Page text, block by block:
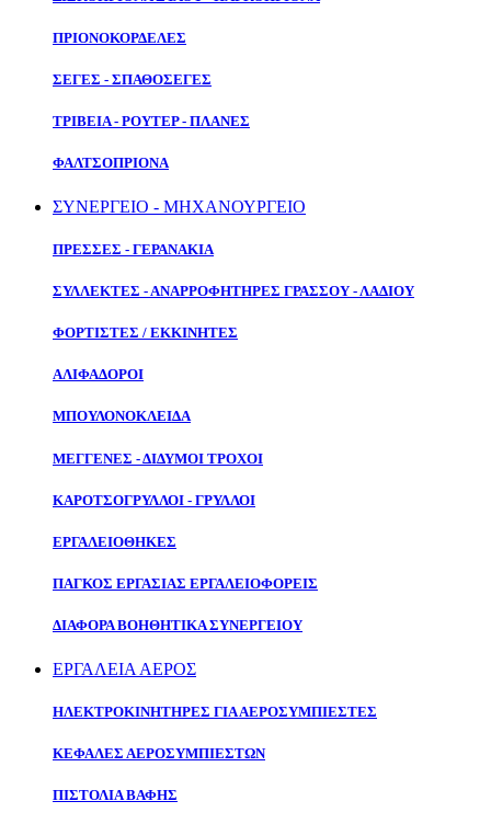
ΠΡΙΟΝΟΚΟΡΔΕΛΕΣ
ΣΕΓΕΣ - ΣΠΑΘΟΣΕΓΕΣ
ΤΡΙΒΕΙΑ - ΡΟΥΤΕΡ - ΠΛΑΝΕΣ
ΦΑΛΤΣΟΠΡΙΟΝΑ
ΣΥΝΕΡΓΕΙΟ - ΜΗΧΑΝΟΥΡΓΕΙΟ
ΠΡΕΣΣΕΣ - ΓΕΡΑΝΑΚΙΑ
ΣΥΛΛΕΚΤΕΣ - ΑΝΑΡΡΟΦΗΤΗΡΕΣ ΓΡΑΣΣΟΥ - ΛΑΔΙΟΥ
ΦΟΡΤΙΣΤΕΣ / ΕΚΚΙΝΗΤΕΣ
ΑΛΙΦΑΔΟΡΟΙ
ΜΠΟΥΛΟΝΟΚΛΕΙΔΑ
ΜΕΓΓΕΝΕΣ - ΔΙΔΥΜΟΙ ΤΡΟΧΟΙ
ΚΑΡΟΤΣΟΓΡΥΛΛΟΙ - ΓΡΥΛΛΟΙ
ΕΡΓΑΛΕΙΟΘΗΚΕΣ
ΠΑΓΚΟΣ ΕΡΓΑΣΙΑΣ ΕΡΓΑΛΕΙΟΦΟΡΕΙΣ
ΔΙΑΦΟΡΑ ΒΟΗΘΗΤΙΚΑ ΣΥΝΕΡΓΕΙΟΥ
ΕΡΓΑΛΕΙΑ ΑΕΡΟΣ
ΗΛΕΚΤΡΟΚΙΝΗΤΗΡΕΣ ΓΙΑ ΑΕΡΟΣΥΜΠΙΕΣΤΕΣ
ΚΕΦΑΛΕΣ ΑΕΡΟΣΥΜΠΙΕΣΤΩΝ
ΠΙΣΤΟΛΙΑ ΒΑΦΗΣ